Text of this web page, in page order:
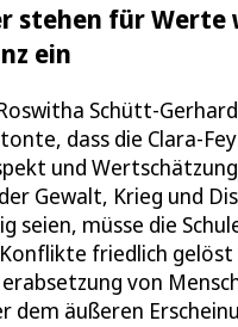
stehen für Werte
ein
Schütt-
dass die Clara-
und
Gewalt, Krieg und
seien, müsse die
friedlich gelöst
von
dem äußeren